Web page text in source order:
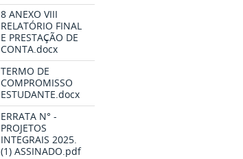
8 ANEXO VIII
RELATÓRIO FINAL
E PRESTAÇÃO DE
CONTA.docx
TERMO DE
COMPROMISSO
ESTUDANTE.docx
ERRATA N° -
PROJETOS
INTEGRAIS 2025.
(1) ASSINADO.pdf